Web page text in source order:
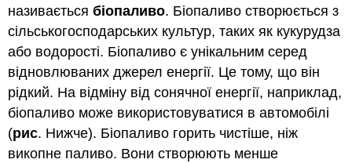
називаєтьсябіопаливо. Біопаливо створюється з
сільськогосподарських культур, таких як кукурудза
або водорості. Біопаливо є унікальним серед
відновлюваних джерел енергії. Це тому, що він
рідкий. На відміну від сонячної енергії, наприклад,
біопаливо може використовуватися в автомобілі
(рис. Нижче). Біопаливо горить чистіше, ніж
викопне паливо. Вони створюють менше